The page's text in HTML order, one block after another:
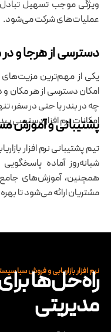
ویژگی موجب تسهیل تبادل
عملیات‌های شرکت می‌شود.
دسترسی از هرجا و در
یکی از مهم‌ترین مزیت‌های
امکان دسترسی از هر مکان و
چه در بندر یا حتی در سفر،
امکانات نرم ‌افزار دسترسی
پشتیبانی و آموزش
تیم پشتیبانی نرم ‌افزار
شبانه‌روز آماده
همچنین، آموزش‌های جامع و
مشتریان ارائه می‌شود تا
نرم ‌افزار بازاریابی و فروش سبا
راه‌حل‌ها
مدیریتی